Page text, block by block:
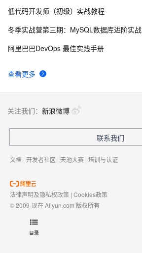
目录
8 思科路由器的密码恢复
查看更多
低代码开发师（初级）实战教程
冬季实战营第三期：MySQL数据库进阶实战
阿里巴巴DevOps 最佳实践手册
关注我们： 新浪微博
联系我们
文档 | 开发者社区 | 天池大赛 | 培训与认证
法律声明及隐私权政策 | Cookies政策
© 2009-现在 Aliyun.com 版权所有
域名注册服务机构许可：